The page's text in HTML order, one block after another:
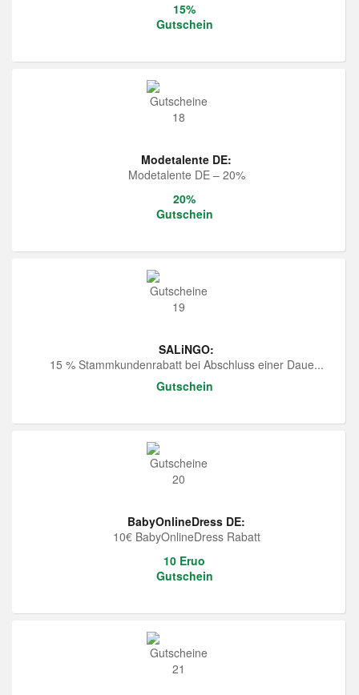
15%
Gutschein
Modetalente DE:
Modetalente DE – 20%
20%
Gutschein
SALiNGO:
15 % Stammkundenrabatt bei Abschluss einer Daue...
Gutschein
BabyOnlineDress DE:
10€ BabyOnlineDress Rabatt
10 Eruo
Gutschein